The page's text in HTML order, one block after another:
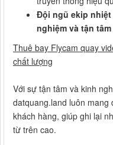
Đội ngũ ekip
nghiệm và tận tâm
Thuê bay Flycam quay
chất lượng
Với sự tận tâm và kinh
datquang.land luôn
khách hàng, giúp ghi lại
từ trên cao.